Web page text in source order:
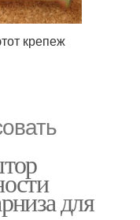
крепеж
для